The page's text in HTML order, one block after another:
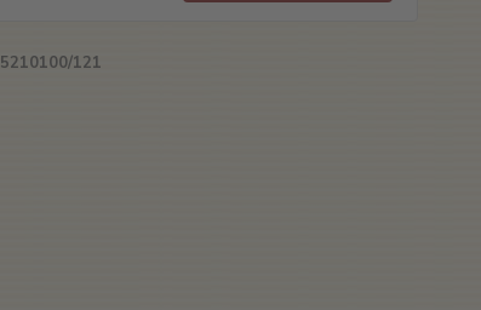
5210100/121